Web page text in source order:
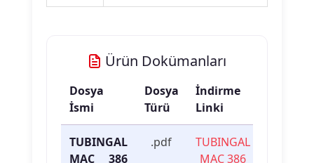
Ürün Dokümanları
Dosya
İsmi
Dosya
Türü
İndirme
Linki
TUBINGAL
MAC 386
.pdf
TUBINGAL
MAC 386